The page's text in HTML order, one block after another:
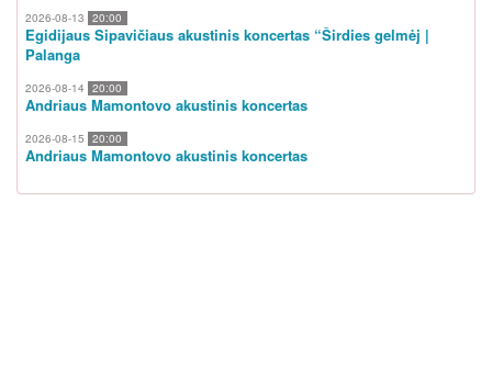
2026-08-13 20:00
Egidijaus Sipavičiaus akustinis koncertas “Širdies gelmėj |
Palanga
2026-08-14 20:00
Andriaus Mamontovo akustinis koncertas
2026-08-15 20:00
Andriaus Mamontovo akustinis koncertas